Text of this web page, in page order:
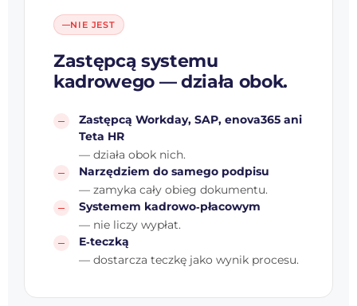
NIE JEST
Zastępcą systemu
kadrowego — działa obok.
Zastępcą Workday, SAP, enova365 ani
Teta HR
— działa obok nich.
Narzędziem do samego podpisu
— zamyka cały obieg dokumentu.
Systemem kadrowo‑płacowym
— nie liczy wypłat.
E‑teczką
— dostarcza teczkę jako wynik procesu.